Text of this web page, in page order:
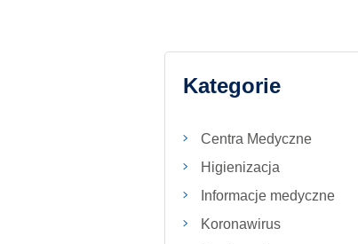
Kategorie
Centra Medyczne
Higienizacja
Informacje medyczne
Koronawirus